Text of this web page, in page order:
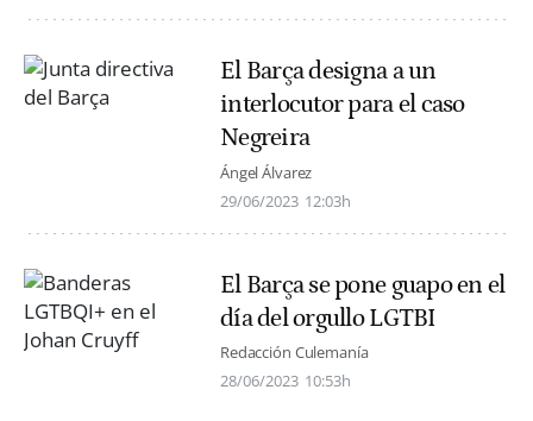
El Barça designa a un
interlocutor para el caso
Negreira
Ángel Álvarez
29/06/2023 12:03h
El Barça se pone guapo en el
día del orgullo LGTBI
Redacción Culemanía
28/06/2023 10:53h